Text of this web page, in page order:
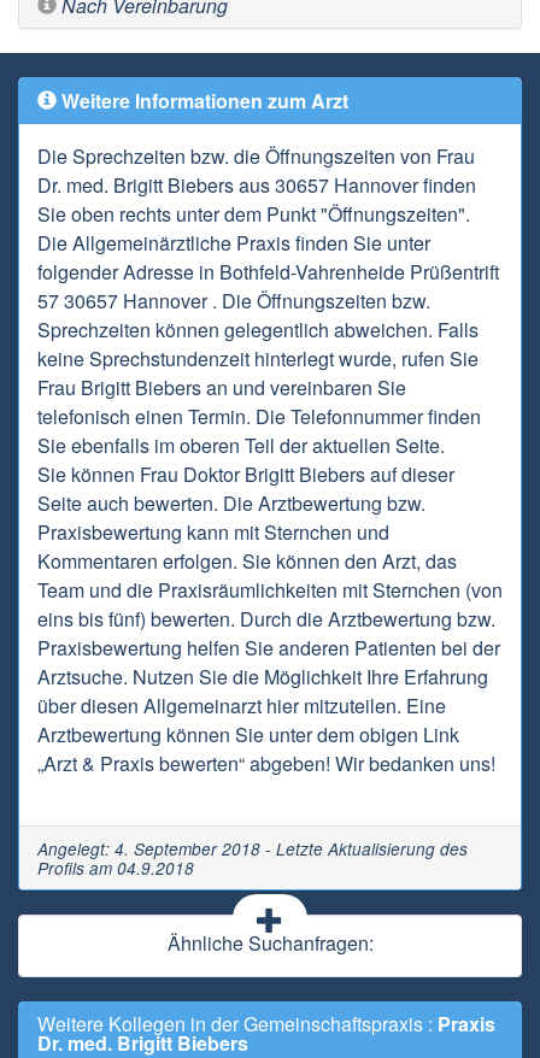
Weitere Informationen zum Arzt
Die Sprechzeiten bzw. die Öffnungszeiten von Frau
Dr. med. Brigitt Biebers aus 30657 Hannover finden
Sie oben rechts unter dem Punkt "Öffnungszeiten".
Die Allgemeinärztliche Praxis finden Sie unter
folgender Adresse in Bothfeld-Vahrenheide Prüßentrift
57 30657 Hannover . Die Öffnungszeiten bzw.
Sprechzeiten können gelegentlich abweichen. Falls
keine Sprechstundenzeit hinterlegt wurde, rufen Sie
Frau Brigitt Biebers an und vereinbaren Sie
telefonisch einen Termin. Die Telefonnummer finden
Sie ebenfalls im oberen Teil der aktuellen Seite.
Sie können Frau Doktor Brigitt Biebers auf dieser
Seite auch bewerten. Die Arztbewertung bzw.
Praxisbewertung kann mit Sternchen und
Kommentaren erfolgen. Sie können den Arzt, das
Team und die Praxisräumlichkeiten mit Sternchen (von
eins bis fünf) bewerten. Durch die Arztbewertung bzw.
Praxisbewertung helfen Sie anderen Patienten bei der
Arztsuche. Nutzen Sie die Möglichkeit Ihre Erfahrung
über diesen Allgemeinarzt hier mitzuteilen. Eine
Arztbewertung können Sie unter dem obigen Link
„Arzt & Praxis bewerten“ abgeben! Wir bedanken uns!
Angelegt: 4. September 2018 - Letzte Aktualisierung des
Profils am 04.9.2018
Ähnliche Suchanfragen:
Weitere Kollegen in der Gemeinschaftspraxis : Praxis
Dr. med. Brigitt Biebers